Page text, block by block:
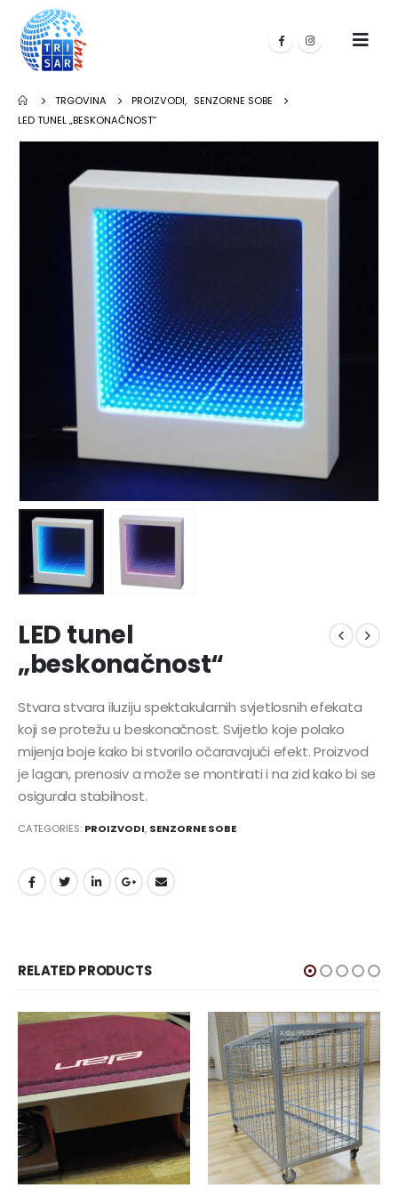
TRGOVINA PROIZVODI, SENZORNE SOBE
LED TUNEL „BESKONAČNOST“
LED tunel
„beskonačnost“
Stvara stvara iluziju spektakularnih svjetlosnih efekata
koji se protežu u beskonačnost. Svijetlo koje polako
mijenja boje kako bi stvorilo očaravajući efekt. Proizvod
je lagan, prenosiv a može se montirati i na zid kako bi se
osigurala stabilnost.
CATEGORIES: PROIZVODI, SENZORNE SOBE
RELATED PRODUCTS